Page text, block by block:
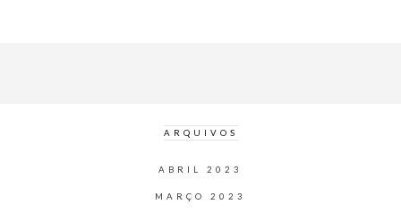
ARQUIVOS
ABRIL 2023
MARÇO 2023